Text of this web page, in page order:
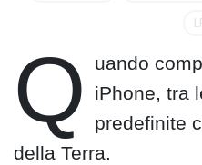
Q
uando
iPhone, tra
predefinite
della Terra.